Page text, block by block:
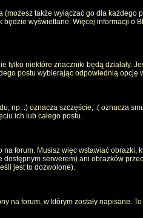
także wyłączać go dla każdego
wyświetlane. Więcej informacji o
niektóre znaczniki będą działały.
postu wybierając odpowiednią opcję
:) oznacza szczęście, :( oznacza
ich lub całego postu.
forum. Musisz więc wstawiać
serwerem) ani obrazków
jest to dozwolone).
forum, w którym zostały napisane.